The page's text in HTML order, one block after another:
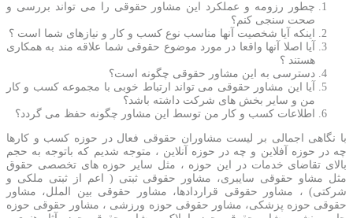
چطور رزومه و عملکرد این مشاور حقوقی را می تواند بررسی و
صحت سنجی کنم؟
اینکه آیا شخصیت آنها مناسب نوع کسب و کار و نیازهای شما است ؟
آیا اصلا آنها واقعا در مورد موضوع حقوقی شما علاقه مند به همکاری
هستند ؟
دسترسی به این مشاور حقوقی چگونه است؟
آیا این مشاور حقوقی می تواند ارتباط خوبی با مجموعه کسب و کار
من و سایر بخش های شرکت داشته باشد؟
اطلاعات کسب و کار من توسط این مشاور چگونه حفظ می گردد؟
با نگاهی اجمالی بر لیست مشاوران حقوقی فعال در حوزه کسب و کارها
چه در حوزه آفلاین و چه در حوزه آنلاین ، متوجه شدیم که باتوجه به حجم
بالای تقاضای خدمات در این حوزه ، مثل سایر حوزه های تخصصی حقوق
مثل مشاو حقوقی سایبری، مشاور حقوقی ثبتی ( اعم از ثبتی ملکی و
شرکتی) ، مشاور حقوقی قراردادها، مشاور حقوقی بین الملل، مشاور
حقوقی حوزه پزشکی، مشاور حقوقی حوزه ورزشی ، مشاور حقوقی حوزه